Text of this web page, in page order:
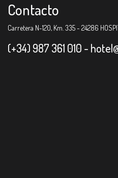
Contacto
Carretera N-120, Km. 335 - 24286
(+34) 987 361 010 -